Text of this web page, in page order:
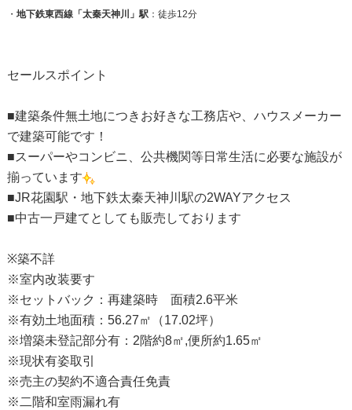
・ 地下鉄東西線「太秦天神川」駅：徒歩12分
セールスポイント
■建築条件無土地につきお好きな工務店や、ハウスメーカー
で建築可能です！
■スーパーやコンビニ、公共機関等日常生活に必要な施設が
揃っています
■JR花園駅・地下鉄太秦天神川駅の2WAYアクセス
■中古一戸建てとしても販売しております
※築不詳
※室内改装要す
※セットバック：再建築時 面積2.6平米
※有効土地面積：56.27㎡（17.02坪）
※増築未登記部分有：2階約8㎡,便所約1.65㎡
※現状有姿取引
※売主の契約不適合責任免責
※二階和室雨漏れ有